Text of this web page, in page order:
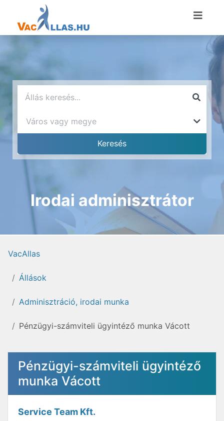
Irodai adminisztrátor
VacAllas
Állások
Adminisztráció, irodai munka
Pénzügyi-számviteli ügyintéző munka Vácott
Pénzügyi-számviteli ügyintéző
munka Vácott
Service Team Kft.